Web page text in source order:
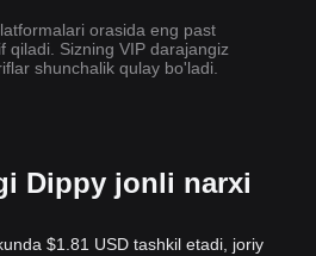
orasida eng past
qiladi. Sizning VIP darajangiz
shunchalik qulay bo'ladi.
Dippy jonli narxi
$1.81 USD tashkil etadi, joriy